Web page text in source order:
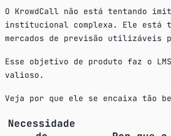
O KrowdCall não está tentando
institucional complexa. Ele está
mercados de previsão utilizáveis
Esse objetivo de produto faz o
valioso.
Veja por que ele se encaixa tão
Necessidade